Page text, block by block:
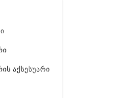
აქსესუარი